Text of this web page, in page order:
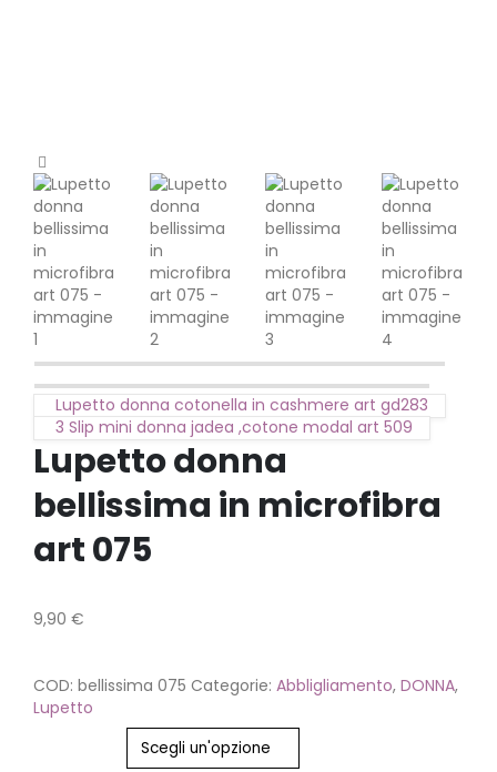
Lupetto donna cotonella in cashmere art gd283
3 Slip mini donna jadea ,cotone modal art 509
Lupetto donna
bellissima in microfibra
art 075
9,90 €
COD: bellissima 075 Categorie: Abbligliamento, DONNA,
Lupetto